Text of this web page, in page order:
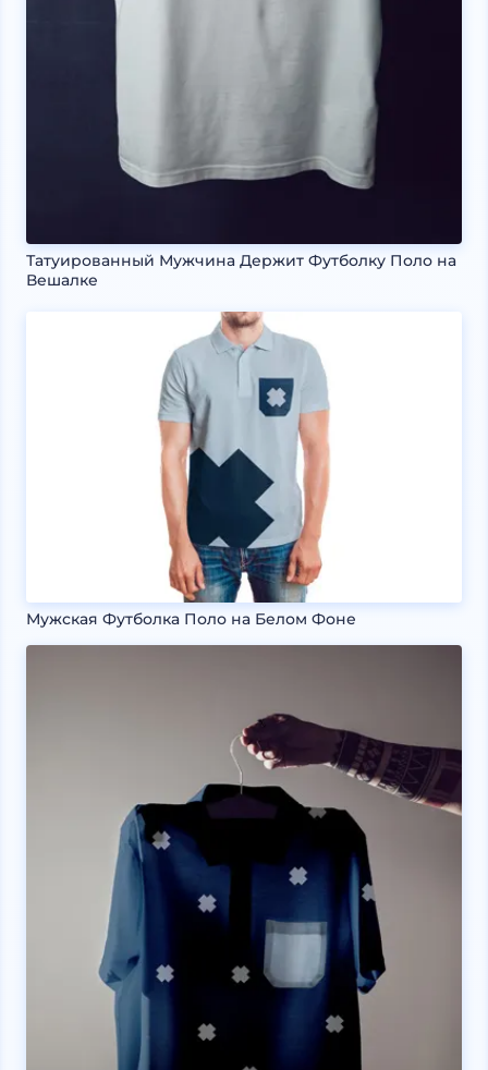
Татуированный Мужчина Держит Футболку Поло на
Вешалке
Мужская Футболка Поло на Белом Фоне